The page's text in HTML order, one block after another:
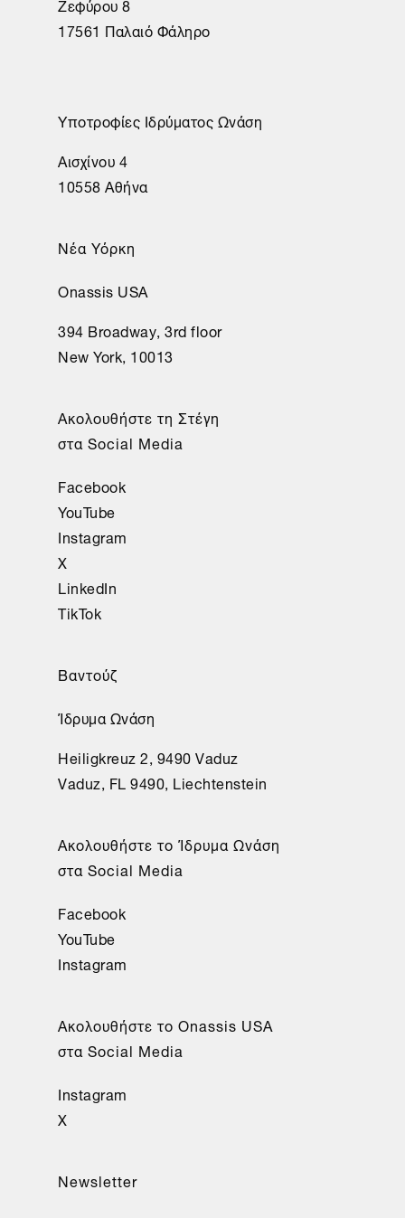
17561 Παλαιό Φάληρο
Υποτροφίες Ιδρύματος Ωνάση
Αισχίνου 4
10558 Αθήνα
Νέα Υόρκη
Onassis USA
394 Broadway, 3rd floor
New York, 10013
Ακολουθήστε τη Στέγη
στα Social Media
Facebook
YouTube
Instagram
X
LinkedIn
TikTok
Βαντούζ
Ίδρυμα Ωνάση
Heiligkreuz 2, 9490 Vaduz
Vaduz, FL 9490, Liechtenstein
Aκολουθήστε το Ίδρυμα Ωνάση
στα Social Media
Facebook
YouTube
Instagram
Aκολουθήστε το Onassis USA
στα Social Media
Instagram
X
Newsletter